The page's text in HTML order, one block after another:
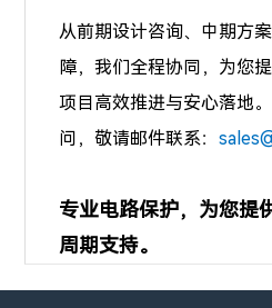
从前期设计咨询、中期方
障，我们全程协同，为您
项目高效推进与安心落地
问，敬请邮件联系：
专业电路保护，为您提
周期支持。